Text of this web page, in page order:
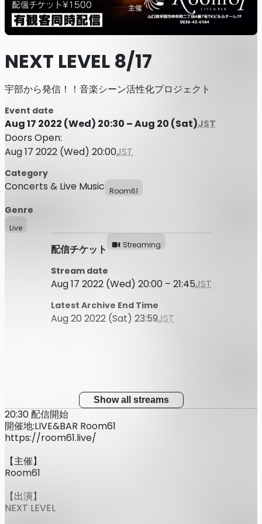
NEXT LEVEL 8/17
宇部から発信！！音楽シーン活性化プロジェクト
Event date
Aug 17 2022 (Wed) 20:30 – Aug 20 (Sat)JST
Doors Open:
Aug 17 2022 (Wed) 20:00JST
Category
Concerts & Live Music Room61
Genre
Live
配信チケット Streaming
Stream date
Aug 17 2022 (Wed) 20:00 – 21:45JST
Latest Archive End Time
Aug 20 2022 (Sat) 23:59JST
Show all streams
20:30 配信開始
開催地:LIVE&BAR Room61
https://room61.live/
【主催】
Room61
【出演】
NEXT LEVEL